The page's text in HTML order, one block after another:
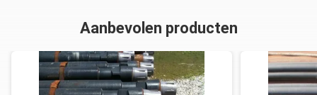
41/2“ 21/8“ 10“ 27/8“ ALS
Aanbevolen producten